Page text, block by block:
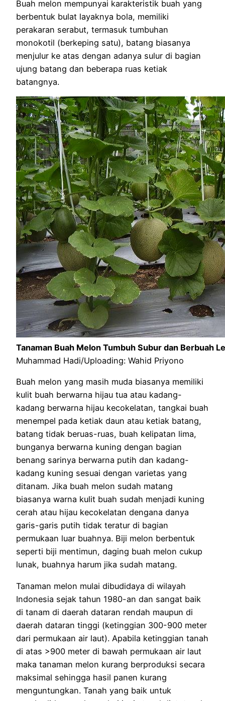
Buah melon mempunyai karakteristik buah yang
berbentuk bulat layaknya bola, memiliki
perakaran serabut, termasuk tumbuhan
monokotil (berkeping satu), batang biasanya
menjulur ke atas dengan adanya sulur di bagian
ujung batang dan beberapa ruas ketiak
batangnya.
Tanaman Buah Melon Tumbuh Subur dan Berbuah
Muhammad Hadi/Uploading: Wahid Priyono
Buah melon yang masih muda biasanya memiliki
kulit buah berwarna hijau tua atau kadang-
kadang berwarna hijau kecokelatan, tangkai buah
menempel pada ketiak daun atau ketiak batang,
batang tidak beruas-ruas, buah kelipatan lima,
bunganya berwarna kuning dengan bagian
benang sarinya berwarna putih dan kadang-
kadang kuning sesuai dengan varietas yang
ditanam. Jika buah melon sudah matang
biasanya warna kulit buah sudah menjadi kuning
cerah atau hijau kecokelatan dengana danya
garis-garis putih tidak teratur di bagian
permukaan luar buahnya. Biji melon berbentuk
seperti biji mentimun, daging buah melon cukup
lunak, buahnya harum jika sudah matang.
Tanaman melon mulai dibudidaya di wilayah
Indonesia sejak tahun 1980-an dan sangat baik
di tanam di daerah dataran rendah maupun di
daerah dataran tinggi (ketinggian 300-900 meter
dari permukaan air laut). Apabila ketinggian tanah
di atas >900 meter di bawah permukaan air laut
maka tanaman melon kurang berproduksi secara
maksimal sehingga hasil panen kurang
menguntungkan. Tanah yang baik untuk